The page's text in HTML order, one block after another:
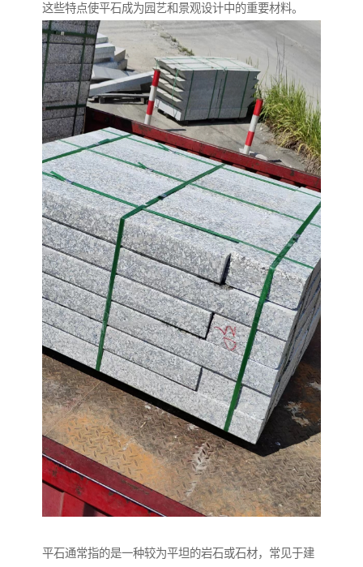
这些特点使平石成为园艺和景观设计中的重要材料。
平石通常指的是一种较为平坦的岩石或石材，常见于建